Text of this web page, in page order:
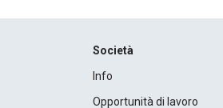
Società
Info
Opportunità di lavoro